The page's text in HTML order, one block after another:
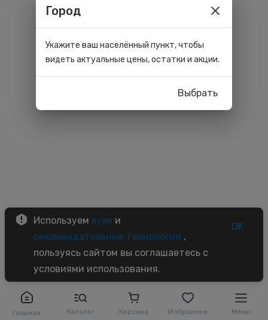
Главная Каталог Корзина Избранное Меню
Используем куки и
рекомендательные технологии ,
пользуясь сайтом вы соглашаетесь с
условиями использования.
OK
Город
Укажите ваш населённый пункт, чтобы
видеть актуальные цены, остатки и акции.
Выбрать